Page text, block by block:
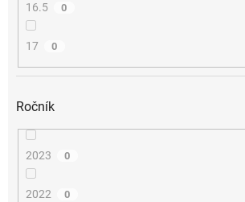
16.5 0
17 0
Ročník
2023 0
2022 0